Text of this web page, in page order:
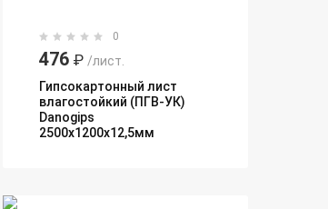
0
476 ₽ /лист.
Гипсокартонный лист
влагостойкий (ПГВ-УК)
Danogips
2500х1200х12,5мм